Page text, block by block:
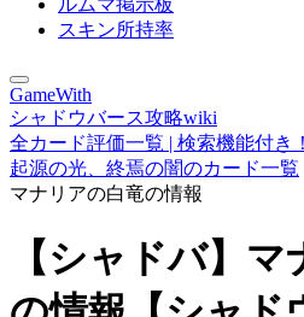
ルムマ掲示板
スキン所持率
GameWith
シャドウバース攻略wiki
全カード評価一覧 | 検索機能付き！
起源の光、終焉の闇のカード一覧
マナリアの白竜の情報
【シャドバ】